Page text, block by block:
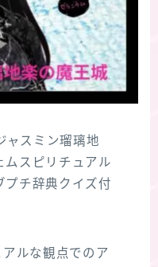
ャスミン瑠璃地
ムスピリチュアル
プチ辞典クイズ付
ルな観点でのア